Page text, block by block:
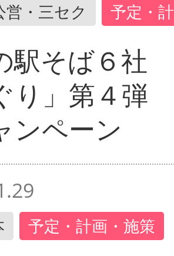
営・三セク 予定・
駅そば６社
り」第４弾
ンペーン
予定・計画・施策